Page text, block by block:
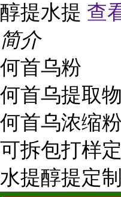
醇提水提 查
简介
何首乌粉
何首乌提取物
何首乌浓缩粉
可拆包打样
水提醇提定